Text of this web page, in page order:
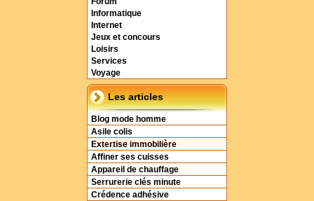
Informatique
Internet
Jeux et concours
Loisirs
Services
Voyage
Les articles
Blog mode homme
Asile colis
Extertise immobilière
Affiner ses cuisses
Appareil de chauffage
Serrurerie clés minute
Crédence adhésive